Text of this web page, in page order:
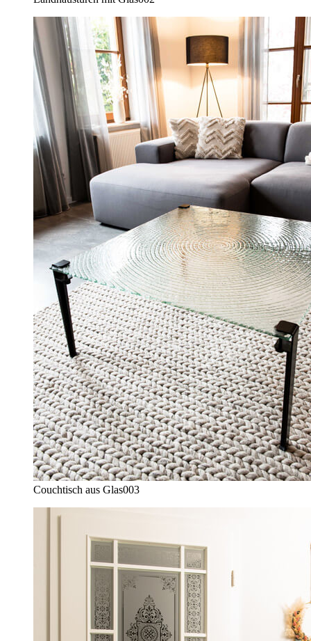
Couchtisch aus Glas003